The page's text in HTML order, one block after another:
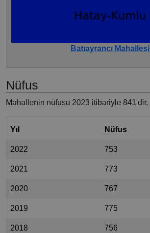
Batıayrancı Mahallesi
Nüfus
Mahallenin nüfusu 2023 itibariyle 841'dir.
Yıl Nüfus
2022 753
2021 773
2020 767
2019 775
2018 756